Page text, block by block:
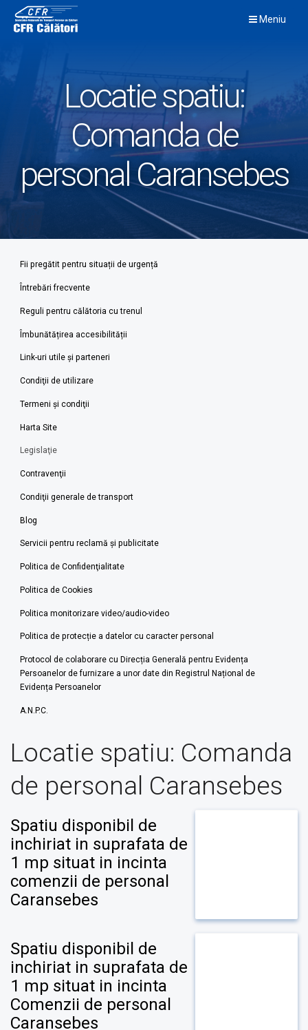
content
Meniu
Locatie spatiu:
Comanda de
personal Caransebes
Fii pregătit pentru situații de urgență
Întrebări frecvente
Reguli pentru călătoria cu trenul
Îmbunătățirea accesibilității
Link-uri utile şi parteneri
Condiţii de utilizare
Termeni şi condiţii
Harta Site
Legislaţie
Contravenţii
Condiţii generale de transport
Blog
Servicii pentru reclamă și publicitate
Politica de Confidenţialitate
Politica de Cookies
Politica monitorizare video/audio-video
Politica de protecție a datelor cu caracter personal
Protocol de colaborare cu Direcția Generală pentru Evidența
Persoanelor de furnizare a unor date din Registrul Național de
Evidența Persoanelor
A.N.P.C.
Locatie spatiu: Comanda
de personal Caransebes
Spatiu disponibil de
inchiriat in suprafata de
1 mp situat in incinta
comenzii de personal
Caransebes
Spatiu disponibil de
inchiriat in suprafata de
1 mp situat in incinta
Comenzii de personal
Caransebes